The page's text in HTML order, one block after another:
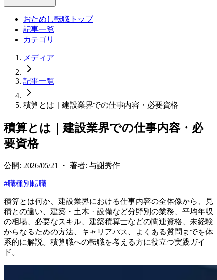
おためし転職トップ
記事一覧
カテゴリ
メディア
記事一覧
積算とは｜建設業界での仕事内容・必要資格
積算とは｜建設業界での仕事内容・必
要資格
公開: 2026/05/21 ・ 著者: 与謝秀作
#職種別転職
積算とは何か、建設業界における仕事内容の全体像から、見
積との違い、建築・土木・設備など分野別の業務、平均年収
の相場、必要なスキル、建築積算士などの関連資格、未経験
からなるための方法、キャリアパス、よくある質問までを体
系的に解説。積算職への転職を考える方に役立つ実践ガイ
ド。